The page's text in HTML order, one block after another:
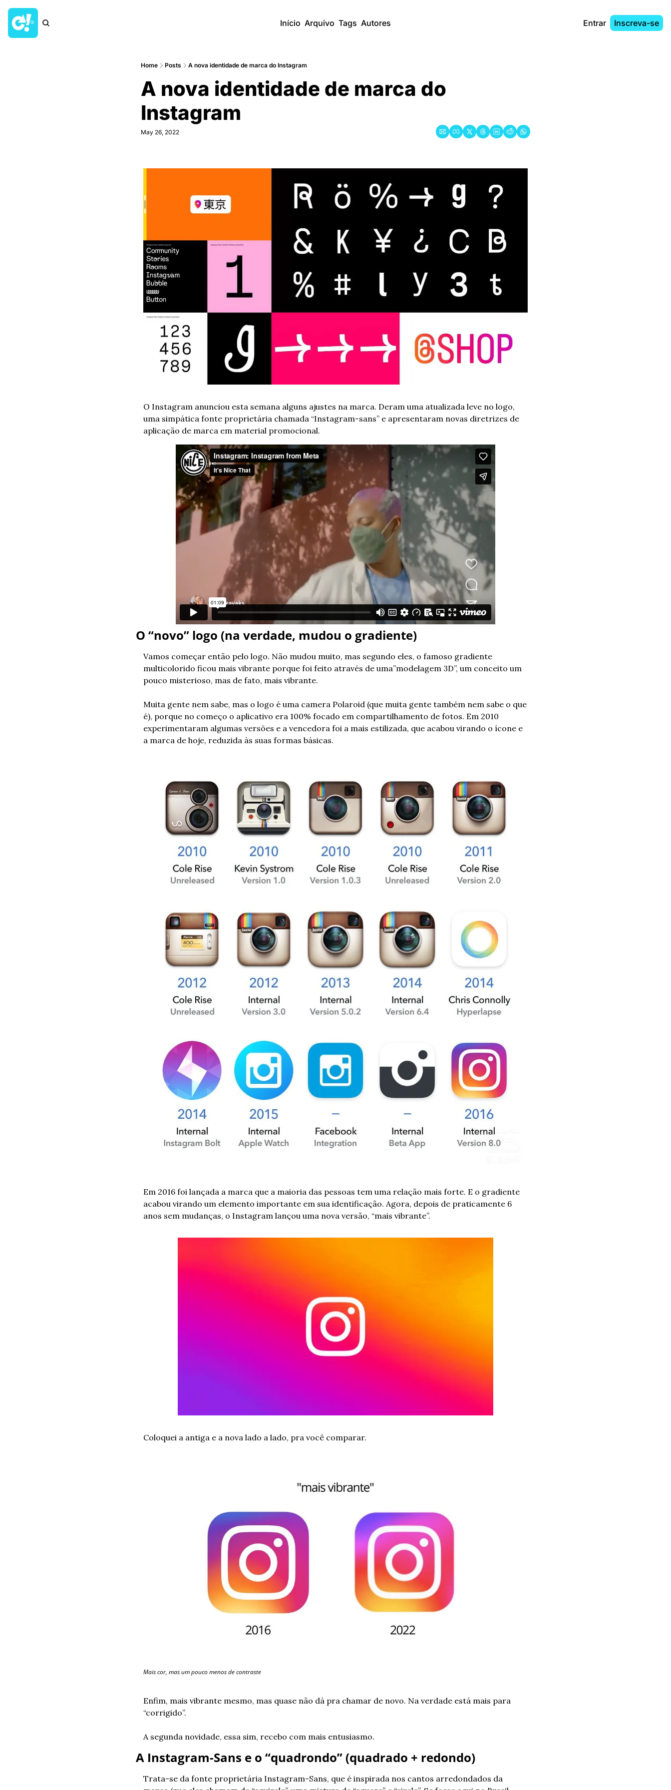
Início Arquivo Tags Autores Entrar Inscreva-se
Home Posts A nova identidade de marca do Instagram
A nova identidade de marca do
Instagram
May 26, 2022
O Instagram anunciou esta semana alguns ajustes na marca. Deram uma atualizada leve no logo,
uma simpática fonte proprietária chamada “Instagram-sans” e apresentaram novas diretrizes de
aplicação de marca em material promocional.
O “novo” logo (na verdade, mudou o gradiente)
Vamos começar então pelo logo. Não mudou muito, mas segundo eles, o famoso gradiente
multicolorido ficou mais vibrante porque foi feito através de uma”modelagem 3D”, um conceito um
pouco misterioso, mas de fato, mais vibrante.
Muita gente nem sabe, mas o logo é uma camera Polaroid (que muita gente também nem sabe o que
é), porque no começo o aplicativo era 100% focado em compartilhamento de fotos. Em 2010
experimentaram algumas versões e a vencedora foi a mais estilizada, que acabou virando o ícone e
a marca de hoje, reduzida às suas formas básicas.
Em 2016 foi lançada a marca que a maioria das pessoas tem uma relação mais forte. E o gradiente
acabou virando um elemento importante em sua identificação. Agora, depois de praticamente 6
anos sem mudanças, o Instagram lançou uma nova versão, “mais vibrante”.
Coloquei a antiga e a nova lado a lado, pra você comparar.
Mais cor, mas um pouco menos de contraste
Enfim, mais vibrante mesmo, mas quase não dá pra chamar de novo. Na verdade está mais para
“corrigido”.
A segunda novidade, essa sim, recebo com mais entusiasmo.
A Instagram-Sans e o “quadrondo” (quadrado + redondo)
Trata-se da fonte proprietária Instagram-Sans, que é inspirada nos cantos arredondados da